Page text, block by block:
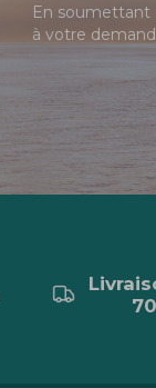
En soumettant
à votre